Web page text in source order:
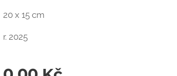
20 x 15 cm
r. 2025